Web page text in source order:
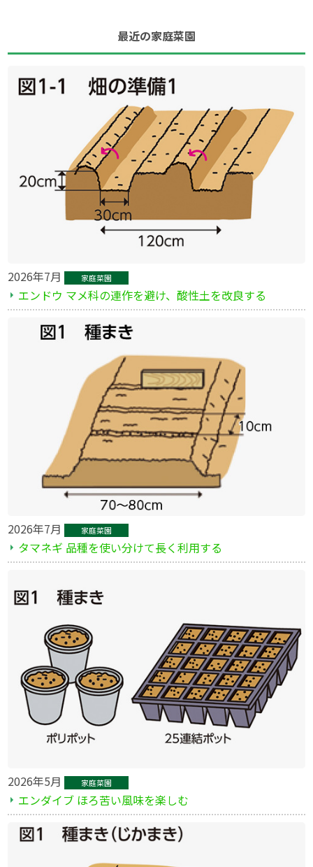
最近の家庭菜園
2026年7月 家庭菜園
エンドウ マメ科の連作を避け、酸性土を改良する
2026年7月 家庭菜園
タマネギ 品種を使い分けて長く利用する
2026年5月 家庭菜園
エンダイブ ほろ苦い風味を楽しむ